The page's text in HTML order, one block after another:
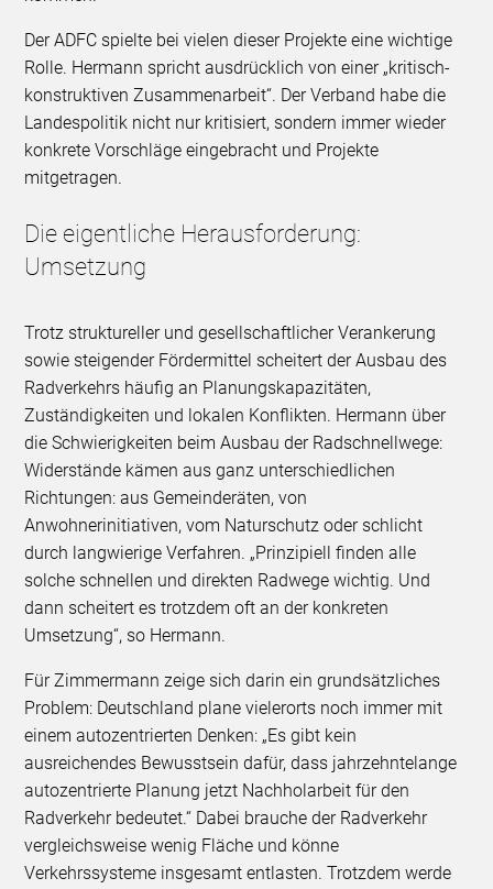
Der ADFC spielte bei vielen dieser Projekte eine wichtige
Rolle. Hermann spricht ausdrücklich von einer „kritisch-
konstruktiven Zusammenarbeit“. Der Verband habe die
Landespolitik nicht nur kritisiert, sondern immer wieder
konkrete Vorschläge eingebracht und Projekte
mitgetragen.
Die eigentliche Herausforderung:
Umsetzung
Trotz struktureller und gesellschaftlicher Verankerung
sowie steigender Fördermittel scheitert der Ausbau des
Radverkehrs häufig an Planungskapazitäten,
Zuständigkeiten und lokalen Konflikten. Hermann über
die Schwierigkeiten beim Ausbau der Radschnellwege:
Widerstände kämen aus ganz unterschiedlichen
Richtungen: aus Gemeinderäten, von
Anwohnerinitiativen, vom Naturschutz oder schlicht
durch langwierige Verfahren. „Prinzipiell finden alle
solche schnellen und direkten Radwege wichtig. Und
dann scheitert es trotzdem oft an der konkreten
Umsetzung“, so Hermann.
Für Zimmermann zeige sich darin ein grundsätzliches
Problem: Deutschland plane vielerorts noch immer mit
einem autozentrierten Denken: „Es gibt kein
ausreichendes Bewusstsein dafür, dass jahrzehntelange
autozentrierte Planung jetzt Nachholarbeit für den
Radverkehr bedeutet.“ Dabei brauche der Radverkehr
vergleichsweise wenig Fläche und könne
Verkehrssysteme insgesamt entlasten. Trotzdem werde